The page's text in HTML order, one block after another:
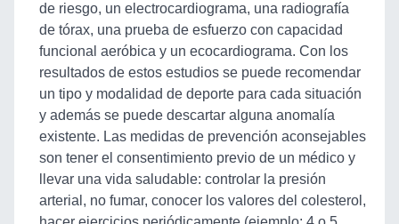
de riesgo, un electrocardiograma, una radiografía
de tórax, una prueba de esfuerzo con capacidad
funcional aeróbica y un ecocardiograma. Con los
resultados de estos estudios se puede recomendar
un tipo y modalidad de deporte para cada situación
y además se puede descartar alguna anomalía
existente. Las medidas de prevención aconsejables
son tener el consentimiento previo de un médico y
llevar una vida saludable: controlar la presión
arterial, no fumar, conocer los valores del colesterol,